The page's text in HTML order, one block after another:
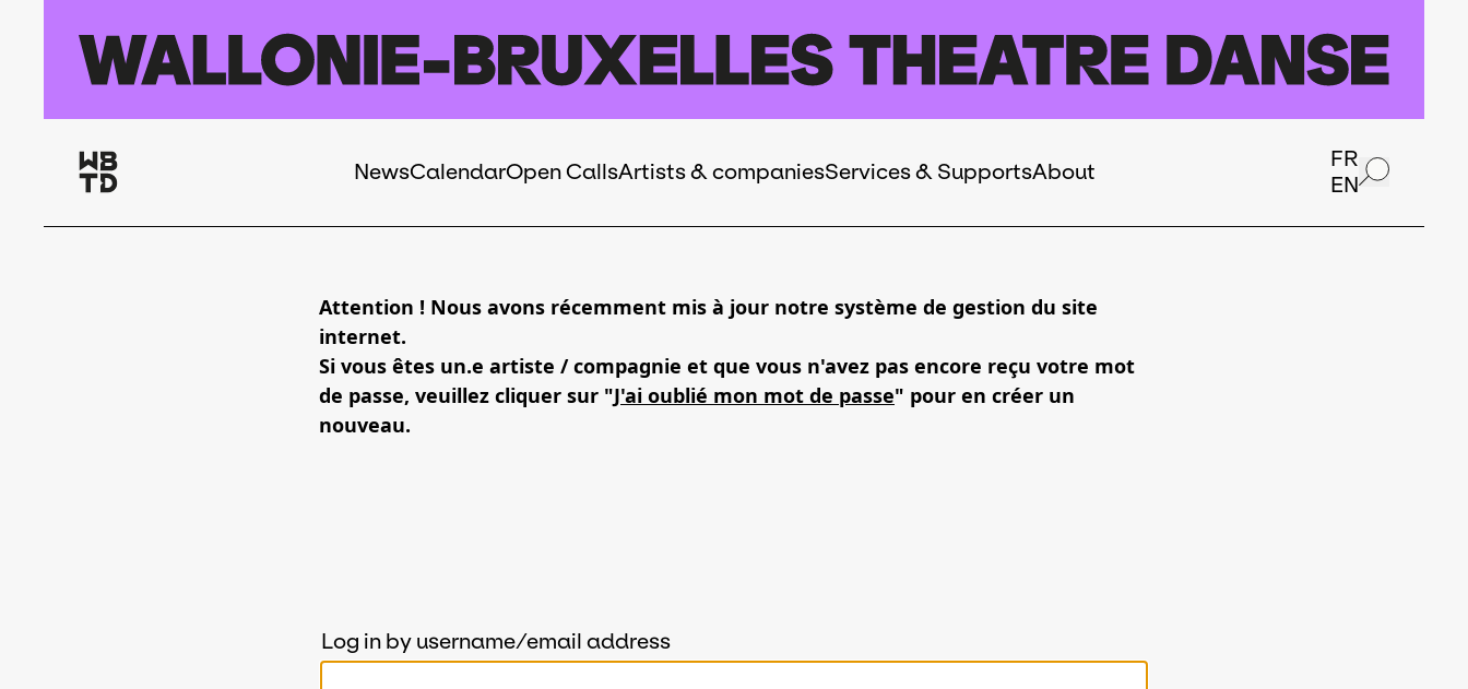
Navigation
NewsCalendarOpen CallsArtists & companiesServices & SupportsAbout
FR
EN
Attention ! Nous avons récemment mis à jour notre système de gestion du site
internet.
Si vous êtes un.e artiste / compagnie et que vous n'avez pas encore reçu votre mot
de passe, veuillez cliquer sur "J'ai oublié mon mot de passe" pour en créer un
nouveau.
Log in by username/email address